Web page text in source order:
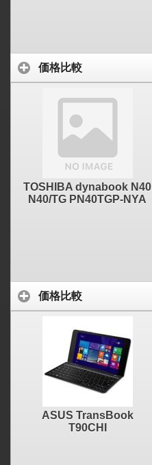
価格比較
TOSHIBA dynabook N40
N40/TG PN40TGP-NYA
価格比較
ASUS TransBook
T90CHI